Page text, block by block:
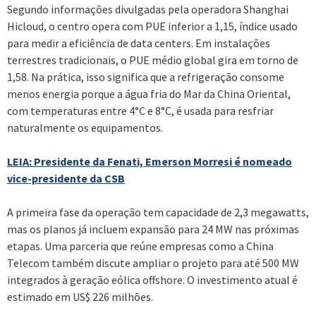
Segundo informações divulgadas pela operadora Shanghai
Hicloud, o centro opera com PUE inferior a 1,15, índice usado
para medir a eficiência de data centers. Em instalações
terrestres tradicionais, o PUE médio global gira em torno de
1,58. Na prática, isso significa que a refrigeração consome
menos energia porque a água fria do Mar da China Oriental,
com temperaturas entre 4°C e 8°C, é usada para resfriar
naturalmente os equipamentos.
LEIA: Presidente da Fenati, Emerson Morresi é nomeado
vice-presidente da CSB
A primeira fase da operação tem capacidade de 2,3 megawatts,
mas os planos já incluem expansão para 24 MW nas próximas
etapas. Uma parceria que reúne empresas como a China
Telecom também discute ampliar o projeto para até 500 MW
integrados à geração eólica offshore. O investimento atual é
estimado em US$ 226 milhões.